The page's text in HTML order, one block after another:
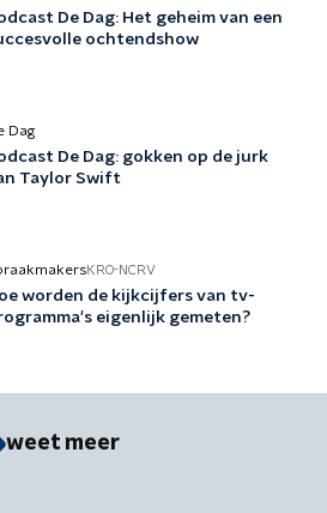
De Dag: Het geheim van een
ochtendshow
Dag
De Dag: gokken op de jurk
Taylor Swift
KRO-NCRV
worden de kijkcijfers van tv-
eigenlijk gemeten?
weet meer